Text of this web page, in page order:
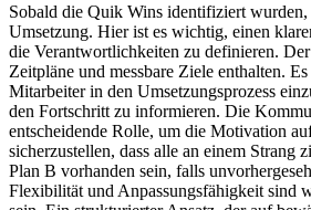
Sobald die Quik Wins identifiziert wurden,
Umsetzung. Hier ist es wichtig, einen
die Verantwortlichkeiten zu definieren.
Zeitpläne und messbare Ziele enthalten.
Mitarbeiter in den Umsetzungsprozess
den Fortschritt zu informieren. Die
entscheidende Rolle, um die Motivation
sicherzustellen, dass alle an einem Strang
Plan B vorhanden sein, falls
Flexibilität und Anpassungsfähigkeit sind